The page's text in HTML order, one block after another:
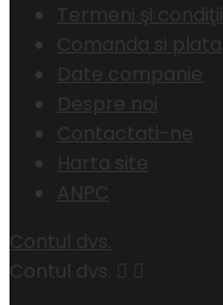
Termeni şi condiţii
Comanda si plata
Date companie
Despre noi
Contactati-ne
Harta site
ANPC
Contul dvs.
Contul dvs.